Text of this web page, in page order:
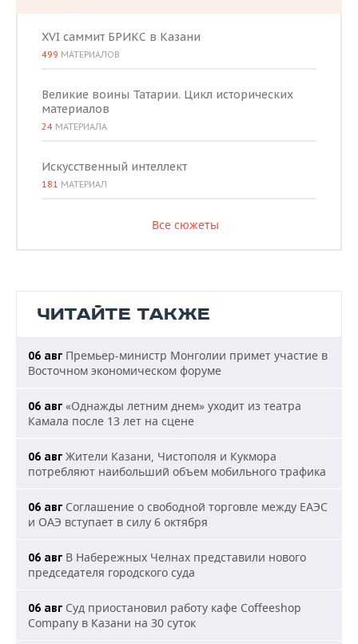
XVI саммит БРИКС в Казани
499 МАТЕРИАЛОВ
Великие воины Татарии. Цикл исторических
материалов
24 МАТЕРИАЛА
Искусственный интеллект
181 МАТЕРИАЛ
Все сюжеты
ЧИТАЙТЕ ТАКЖЕ
06 авг Премьер-министр Монголии примет участие в
Восточном экономическом форуме
06 авг «Однажды летним днем» уходит из театра
Камала после 13 лет на сцене
06 авг Жители Казани, Чистополя и Кукмора
потребляют наибольший объем мобильного трафика
06 авг Соглашение о свободной торговле между ЕАЭС
и ОАЭ вступает в силу 6 октября
06 авг В Набережных Челнах представили нового
председателя городского суда
06 авг Суд приостановил работу кафе Coffeeshop
Company в Казани на 30 суток